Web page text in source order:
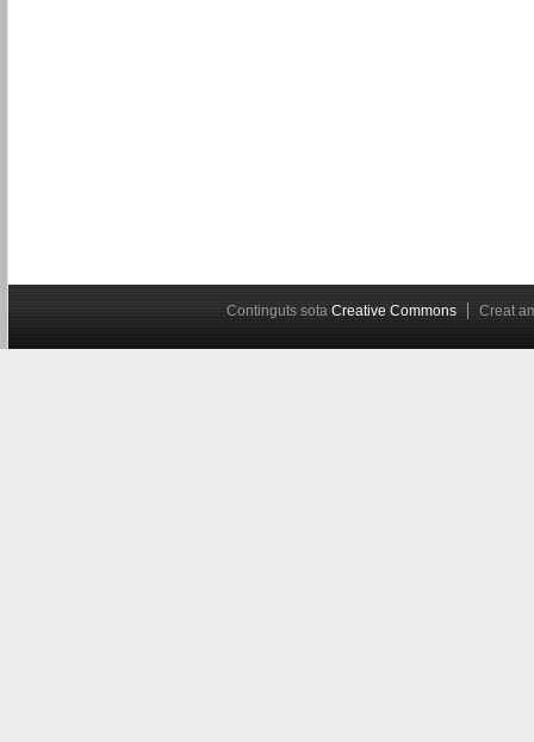
Continguts sota Creative Commons Creat